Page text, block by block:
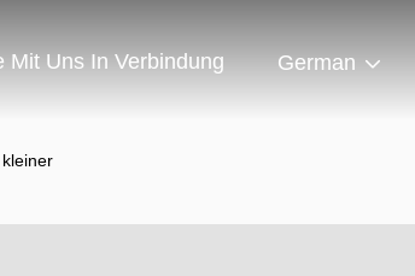
Mit Uns In Verbindung German